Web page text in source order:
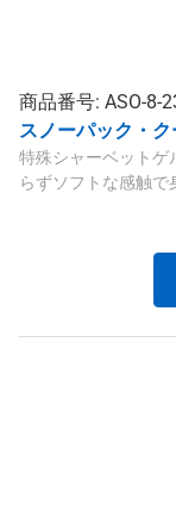
商品番号: ASO-8-
スノーパック・
特殊シャーベットゲ
らずソフトな感触